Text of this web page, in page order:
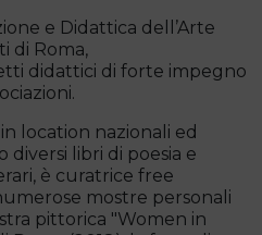
e Didattica dell’Arte
di Roma,
didattici di forte impegno
location nazionali ed
libri di poesia e
è curatrice free
mostre personali
pittorica "Women in